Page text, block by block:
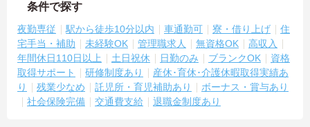
条件で探す
夜勤専従 駅から徒歩10分以内 車通勤可 寮・借り上げ
住
宅手当・補助
未経験OK 管理職求人 無資格OK
高収入
年間休日110日以上
土日祝休 日勤のみ ブランクOK
資格
取得サポート
研修制度あり
産休･育休･介護休暇取得実績あ
り
残業少なめ 託児所・育児補助あり
ボーナス・賞与あり
社会保険完備
交通費支給 退職金制度あり